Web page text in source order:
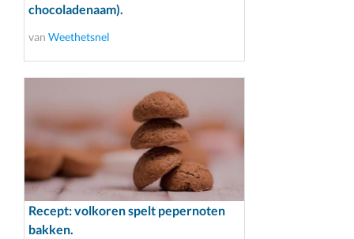
chocoladenaam).
van Weethetsnel
Recept: volkoren spelt pepernoten
bakken.